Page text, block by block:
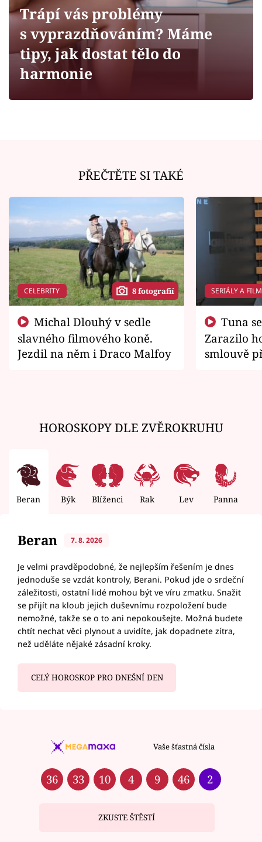
Sledujte prima+
Filmový festival Karlovy Vary
Sledujte nás
Trápí vás problémy
s vyprazdňováním? Máme
tipy, jak dostat tělo do
harmonie
PŘEČTĚTE SI TAKÉ
CELEBRITY 8 fotografií
slavného filmového koně.
Jezdil na něm i Draco Malfoy
SERIÁLY A
Zarazilo
smlouvě
HOROSKOPY DLE ZVĚROKRUHU
Beran Býk Blíženci Rak Lev Panna
Beran 7. 8. 2026
Je velmi pravděpodobné, že nejlepším řešením je dnes
jednoduše se vzdát kontroly, Berani. Pokud jde o srdeční
záležitosti, ostatní lidé mohou být ve víru zmatku. Snažit
se přijít na kloub jejich duševnímu rozpoložení bude
nemožné, takže se o to ani nepokoušejte. Možná budete
chtít nechat věci plynout a uvidíte, jak dopadnete zítra,
než uděláte nějaké zásadní kroky.
CELÝ HOROSKOP PRO DNEŠNÍ DEN
Vaše šťastná čísla
36 33 10 4 9 46 2
ZKUSTE ŠTĚSTÍ